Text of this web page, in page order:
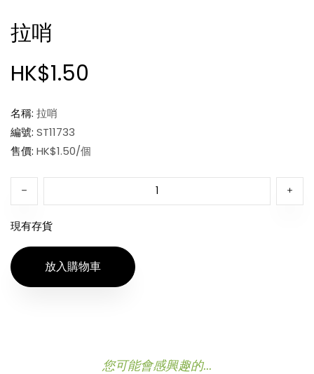
拉哨
HK$1.50
名稱: 拉哨
編號: ST11733
售價: HK$1.50/個
現有存貨
放入購物車
您可能會感興趣的...